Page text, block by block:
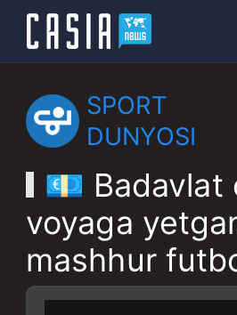
SPORT
DUNYOSI
💶 Badavlat
voyaga
mashhur